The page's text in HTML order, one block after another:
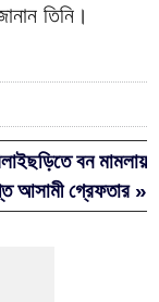
তিনি।
বন মামলায়
আসামী গ্রেফতার »